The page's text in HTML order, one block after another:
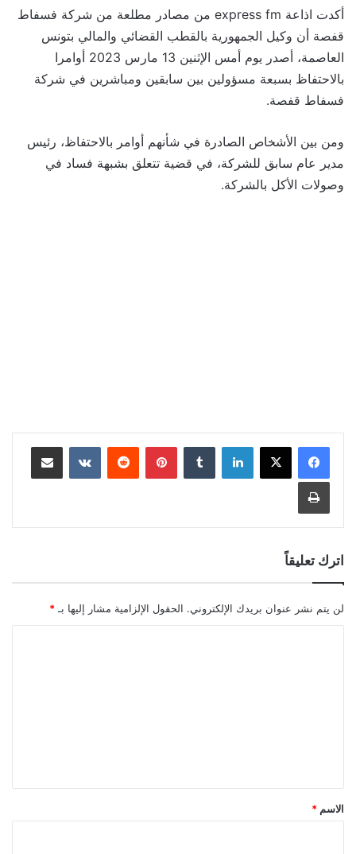
أكدت اذاعة express fm من مصادر مطلعة من شركة فسفاط
قفصة أن وكيل الجمهورية بالقطب القضائي والمالي بتونس
العاصمة، أصدر يوم أمس الإثنين 13 مارس 2023 أوامرا
بالاحتفاظ بسبعة مسؤولين بين سابقين ومباشرين في شركة
فسفاط قفصة.
ومن بين الأشخاص الصادرة في شأنهم أوامر بالاحتفاظ، رئيس
مدير عام سابق للشركة، في قضية تتعلق بشبهة فساد في
وصولات الأكل بالشركة.
لينكدإن بينتيريست مشاركة عبر البريد
طباعة
اترك تعليقاً
لن يتم نشر عنوان بريدك الإلكتروني. الحقول الإلزامية مشار إليها بـ *
*
الاسم *